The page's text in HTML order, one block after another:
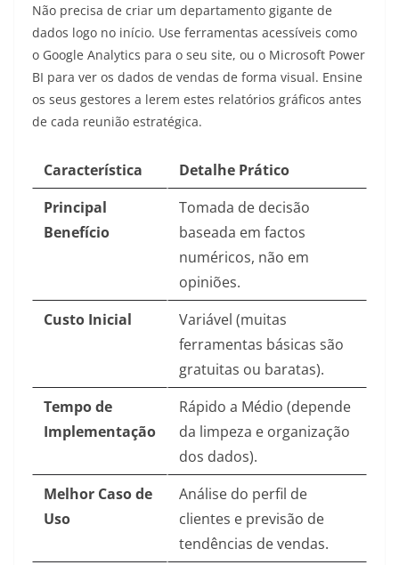
Não precisa de criar um departamento gigante de
dados logo no início. Use ferramentas acessíveis como
o Google Analytics para o seu site, ou o Microsoft Power
BI para ver os dados de vendas de forma visual. Ensine
os seus gestores a lerem estes relatórios gráficos antes
de cada reunião estratégica.
Característica
Detalhe Prático
Principal
Benefício
Tomada de decisão
baseada em factos
numéricos, não em
opiniões.
Custo Inicial
Variável (muitas
ferramentas básicas são
gratuitas ou baratas).
Tempo de
Implementação
Rápido a Médio (depende
da limpeza e organização
dos dados).
Melhor Caso de
Uso
Análise do perfil de
clientes e previsão de
tendências de vendas.